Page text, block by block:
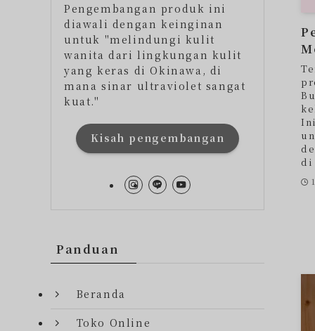
di
Pengembangan produk ini
diawali dengan keinginan
untuk "melindungi kulit
wanita dari lingkungan kulit
yang keras di Okinawa, di
mana sinar ultraviolet sangat
kuat."
Kisah pengembangan
Panduan
Beranda
Toko Online